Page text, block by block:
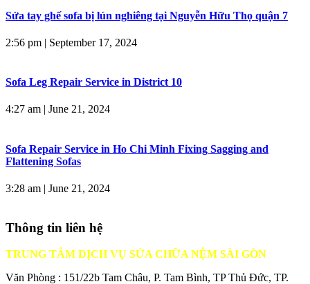
Sửa tay ghế sofa bị lún nghiêng tại Nguyễn Hữu Thọ quận 7
2:56 pm | September 17, 2024
Sofa Leg Repair Service in District 10
4:27 am | June 21, 2024
Sofa Repair Service in Ho Chi Minh Fixing Sagging and
Flattening Sofas
3:28 am | June 21, 2024
Thông tin liên hệ
TRUNG TÂM DỊCH VỤ SỬA CHỮA NỆM SÀI GÒN
Văn Phòng : 151/22b Tam Châu, P. Tam Bình, TP Thủ Đức, TP.